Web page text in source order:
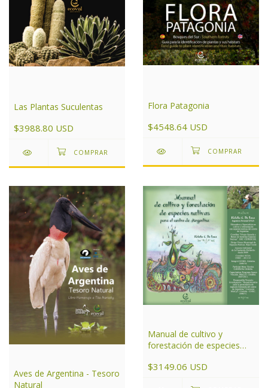
Las Plantas Suculentas
$3988.80 USD
Flora Patagonia
$4548.64 USD
Aves de Argentina - Tesoro
Natural
Manual de cultivo y
forestación de especies
Argentina
$3149.06 USD